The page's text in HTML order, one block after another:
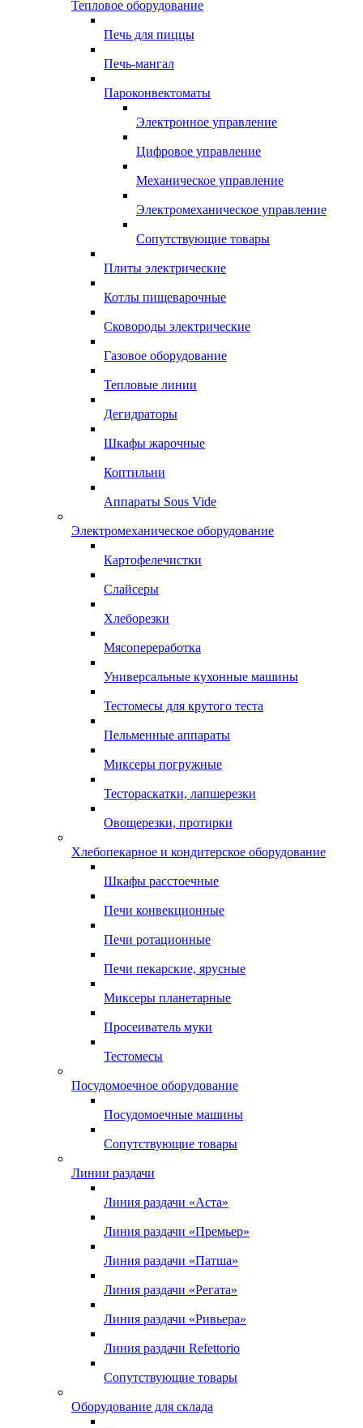
Тепловое оборудование
Печь для пиццы
Печь-мангал
Пароконвектоматы
Электронное управление
Цифровое управление
Механическое управление
Электромеханическое управление
Сопутствующие товары
Плиты электрические
Котлы пищеварочные
Сковороды электрические
Газовое оборудование
Тепловые линии
Дегидраторы
Шкафы жарочные
Коптильни
Аппараты Sous Vide
Электромеханическое оборудование
Картофелечистки
Слайсеры
Хлеборезки
Мясопереработка
Универсальные кухонные машины
Тестомесы для крутого теста
Пельменные аппараты
Миксеры погружные
Тестораскатки, лапшерезки
Овощерезки, протирки
Хлебопекарное и кондитерское оборудование
Шкафы расстоечные
Печи конвекционные
Печи ротационные
Печи пекарские, ярусные
Миксеры планетарные
Просеиватель муки
Тестомесы
Посудомоечное оборудование
Посудомоечные машины
Сопутствующие товары
Линии раздачи
Линия раздачи «Аста»
Линия раздачи «Премьер»
Линия раздачи «Патша»
Линия раздачи «Регата»
Линия раздачи «Ривьера»
Линия раздачи Refettorio
Сопутствующие товары
Оборудование для склада